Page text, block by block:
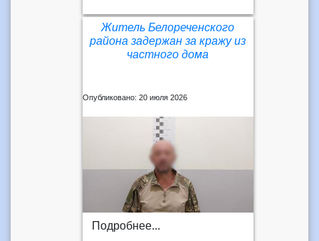
Житель Белореченского
района задержан за кражу из
частного дома
Опубликовано: 20 июля 2026
Подробнее...